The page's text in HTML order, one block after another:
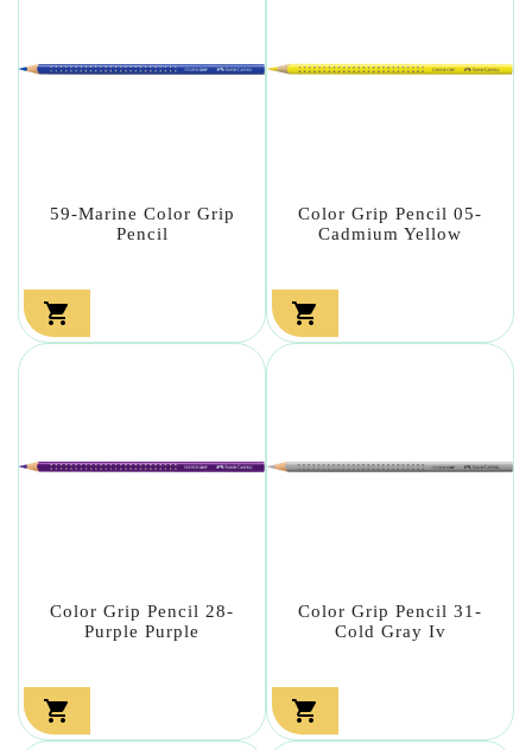
59-Marine Color Grip
Pencil

Color Grip Pencil 05-
Cadmium Yellow

Color Grip Pencil 28-
Purple Purple

Color Grip Pencil 31-
Cold Gray Iv
